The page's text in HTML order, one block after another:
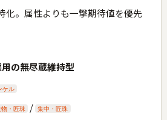
化。属性よりも一撃期待値を優先
の無尽蔵維持型
ケル
物・匠珠 / 集中・匠珠